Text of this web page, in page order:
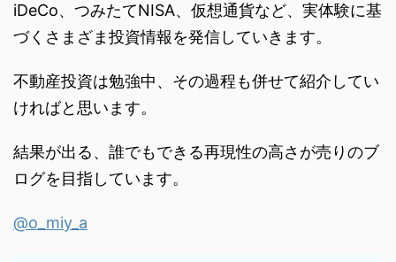
iDeCo、つみたてNISA、仮想通貨など、実体験に基
づくさまざま投資情報を発信していきます。
不動産投資は勉強中、その過程も併せて紹介してい
ければと思います。
結果が出る、誰でもできる再現性の高さが売りのブ
ログを目指しています。
@o_miy_a